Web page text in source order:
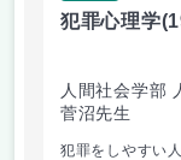
犯罪心理学
人間社会学部
菅沼先生
犯罪をしやすい